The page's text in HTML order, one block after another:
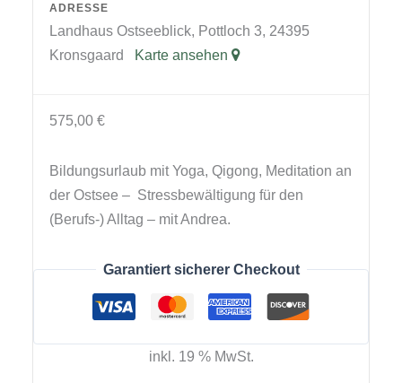
ADRESSE
Landhaus Ostseeblick, Pottloch 3, 24395
Kronsgaard
Karte ansehen
575,00 €
inkl. 19 % MwSt.
Bildungsurlaub mit Yoga, Qigong, Meditation an
der Ostsee – Stressbewältigung für den
(Berufs-) Alltag – mit Andrea.
Garantiert sicherer Checkout